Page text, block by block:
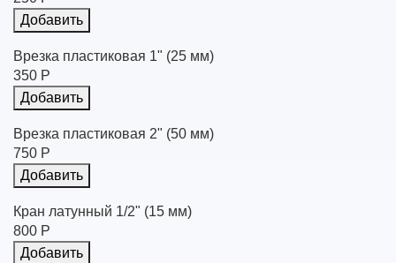
Добавить
Врезка пластиковая 1" (25 мм)
350 Р
Добавить
Врезка пластиковая 2" (50 мм)
750 Р
Добавить
Кран латунный 1/2" (15 мм)
800 Р
Добавить